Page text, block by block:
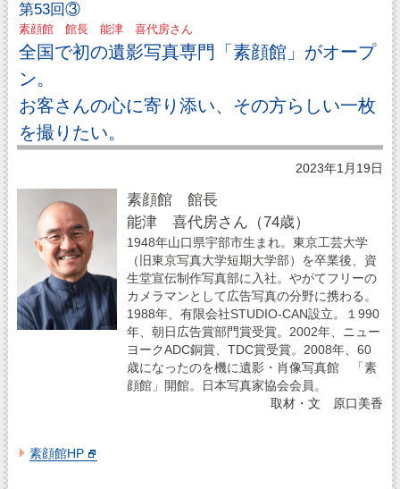
第53回③
素顔館 館長 能津 喜代房さん
全国で初の遺影写真専門「素顔館」がオープ
ン。
お客さんの心に寄り添い、その方らしい一枚
を撮りたい。
2023年1月19日
素顔館 館長
能津 喜代房さん（74歳）
1948年山口県宇部市生まれ。東京工芸大学
（旧東京写真大学短期大学部）を卒業後、資
生堂宣伝制作写真部に入社。やがてフリーの
カメラマンとして広告写真の分野に携わる。
1988年、有限会社STUDIO‐CAN設立。１990
年、朝日広告賞部門賞受賞。2002年、ニュー
ヨークADC銅賞、TDC賞受賞。2008年、60
歳になったのを機に遺影・肖像写真館 「素
顔館」開館。日本写真家協会会員。
取材・文 原口美香
素顔館HP